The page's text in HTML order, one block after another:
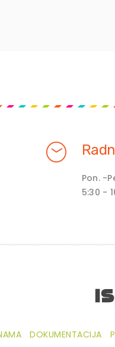
Pon. -
5:30 -
DOKUMENTACIJA